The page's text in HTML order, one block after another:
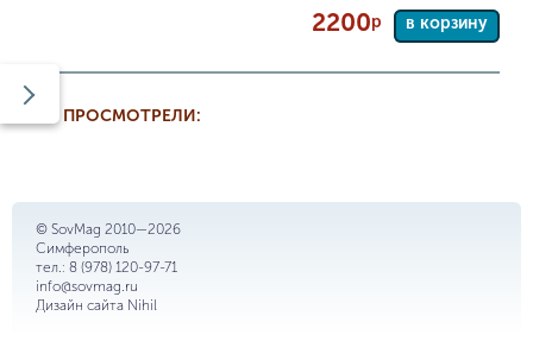
2200р в корзину
ВЫ ПРОСМОТРЕЛИ:
© SovMag 2010—2026
Симферополь
тел.: 8 (978) 120-97-71
info@sovmag.ru
Дизайн сайта Nihil